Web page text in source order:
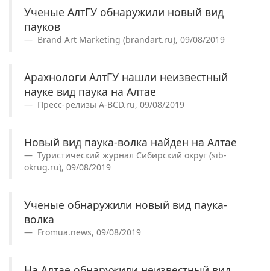
Ученые АлтГУ обнаружили новый вид
пауков
Brand Art Marketing (brandart.ru), 09/08/2019
Арахнологи АлтГУ нашли неизвестный
науке вид паука на Алтае
Пресс-релизы A-BCD.ru, 09/08/2019
Новый вид паука-волка найден на Алтае
Туристический журнал Сибирский округ (sib-
okrug.ru), 09/08/2019
Ученые обнаружили новый вид паука-
волка
Fromua.news, 09/08/2019